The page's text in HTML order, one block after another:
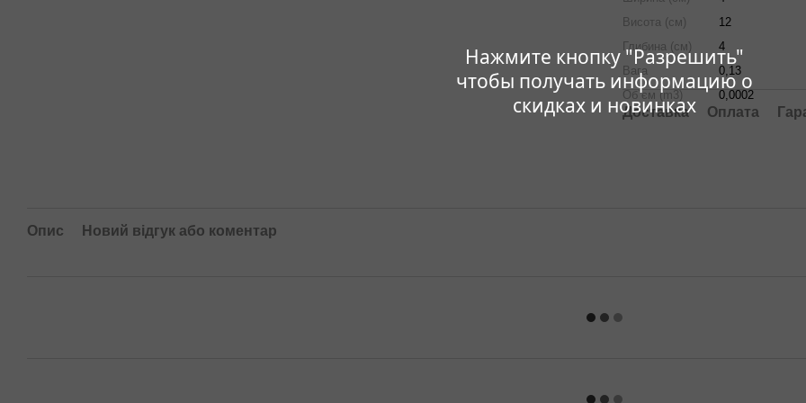
Нажмите кнопку "Разрешить"
чтобы получать информацию о
скидках и новинках
Висота (см)
12
Глибина (см)
4
Вага
0,13
Об`єм (m3)
0,0002
Доставка Оплата
Опис Новий відгук або коментар